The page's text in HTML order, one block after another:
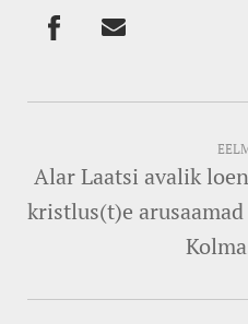
Alar Laatsi avalik
kristlus(t)e